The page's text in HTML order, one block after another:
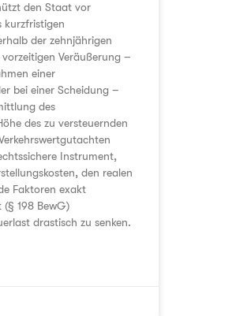
den Staat vor
kurzfristigen
der zehnjährigen
Veräußerung –
einer
bei einer Scheidung –
des
des zu versteuernden
Instrument,
den realen
Faktoren exakt
198 BewG)
drastisch zu senken.